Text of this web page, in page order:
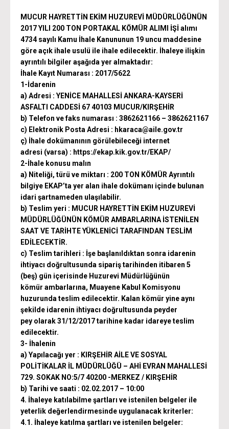
MUCUR HAYRETTİN EKİM HUZUREVİ MÜDÜRLÜĞÜNÜN
2017 YILI 200 TON PORTAKAL KÖMÜR ALIMI İŞİ alımı
4734 sayılı Kamu İhale Kanununun 19 uncu maddesine
göre açık ihale usulü ile ihale edilecektir. İhaleye ilişkin
ayrıntılı bilgiler aşağıda yer almaktadır:
İhale Kayıt Numarası : 2017/5622
1-İdarenin
a) Adresi : YENİCE MAHALLESİ ANKARA-KAYSERİ
ASFALTI CADDESİ 67 40103 MUCUR/KIRŞEHİR
b) Telefon ve faks numarası : 3862621166 – 3862621167
c) Elektronik Posta Adresi : hkaraca@aile.gov.tr
ç) İhale dokümanının görülebileceği internet
adresi (varsa) : https://ekap.kik.gov.tr/EKAP/
2-İhale konusu malın
a) Niteliği, türü ve miktarı : 200 TON KÖMÜR Ayrıntılı
bilgiye EKAP’ta yer alan ihale dokümanı içinde bulunan
idari şartnameden ulaşılabilir.
b) Teslim yeri : MUCUR HAYRETTİN EKİM HUZUREVİ
MÜDÜRLÜĞÜNÜN KÖMÜR AMBARLARINA İSTENİLEN
SAAT VE TARİHTE YÜKLENİCİ TARAFINDAN TESLİM
EDİLECEKTİR.
c) Teslim tarihleri : İşe başlanıldıktan sonra idarenin
ihtiyacı doğrultusunda sipariş tarihinden itibaren 5
(beş) gün içerisinde Huzurevi Müdürlüğünün
kömür ambarlarına, Muayene Kabul Komisyonu
huzurunda teslim edilecektir. Kalan kömür yine aynı
şekilde idarenin ihtiyacı doğrultusunda peyder
pey olarak 31/12/2017 tarihine kadar idareye teslim
edilecektir.
3- İhalenin
a) Yapılacağı yer : KIRŞEHİR AİLE VE SOSYAL
POLİTİKALAR İL MÜDÜRLÜĞÜ – AHİ EVRAN MAHALLESİ
729. SOKAK NO:5/7 40200 -MERKEZ / KIRŞEHİR
b) Tarihi ve saati : 02.02.2017 – 10:00
4. İhaleye katılabilme şartları ve istenilen belgeler ile
yeterlik değerlendirmesinde uygulanacak kriterler:
4.1. İhaleye katılma şartları ve istenilen belgeler: